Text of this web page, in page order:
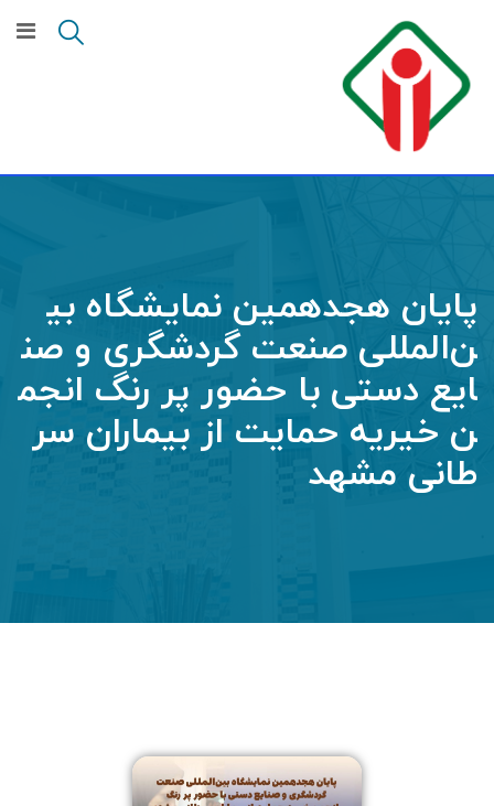
پایان هجدهمین نمایشگاه بی
ن‌المللی صنعت گردشگری و صن
ایع دستی با حضور پر رنگ انجم
ن خیریه حمایت از بیماران سر
طانی مشهد